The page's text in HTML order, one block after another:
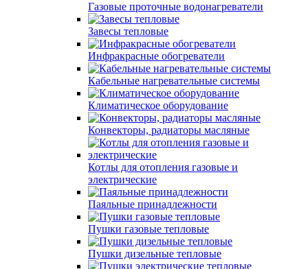
Газовые проточные водонагреватели
Завесы тепловые
Инфракрасные обогреватели
Кабельные нагревательные системы
Климатическое оборудование
Конвекторы, радиаторы масляные
Котлы для отопления газовые и
электрические
Паяльные принадлежности
Пушки газовые тепловые
Пушки дизельные тепловые